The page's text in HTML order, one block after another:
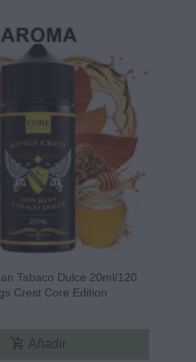
Tabaco Dulce 20ml/120
Crest Core Edition
add_shopping_cart Añadir